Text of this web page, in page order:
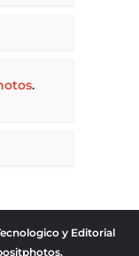
.
y Editorial
.